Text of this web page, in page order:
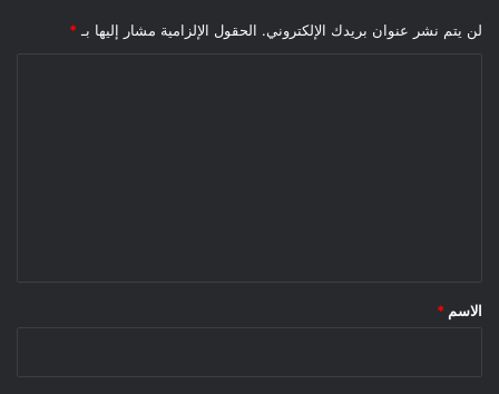
لن يتم نشر عنوان بريدك الإلكتروني. الحقول الإلزامية مشار إليها بـ *
*
الاسم *